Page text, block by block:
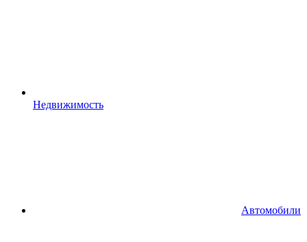
Недвижимость
Автомобили